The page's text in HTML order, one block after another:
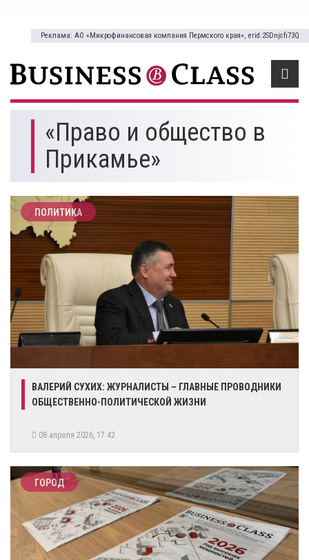
Реклама: АО «Микрофинансовая компания Пермского края», erid:2SDnjcfi73Q
«Право и общество в
Прикамье»
ПОЛИТИКА
ВАЛЕРИЙ СУХИХ: ЖУРНАЛИСТЫ – ГЛАВНЫЕ ПРОВОДНИКИ
ОБЩЕСТВЕННО-ПОЛИТИЧЕСКОЙ ЖИЗНИ
08 апреля 2026, 17:42
ГОРОД